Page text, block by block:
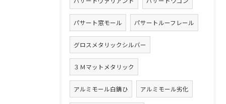
パサート窓モール パサートルーフレール
グロスメタリックシルバー
３Ｍマットメタリック
アルミモール白錆ひ アルミモール劣化